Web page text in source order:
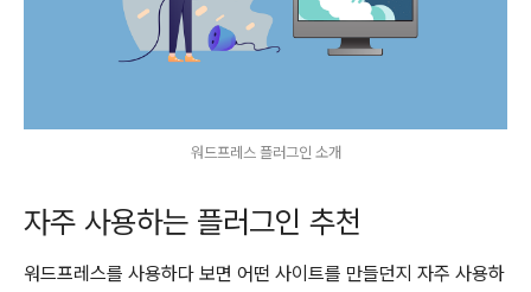
워드프레스 플러그인 소개
자주 사용하는 플러그인 추천
워드프레스를 사용하다 보면 어떤 사이트를 만들던지 자주 사용하